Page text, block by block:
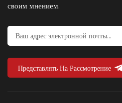
своим мнением.
Представлять На Рассмотрение